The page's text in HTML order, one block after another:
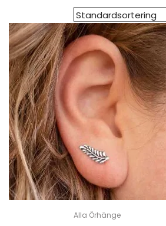
DESIGN
Alla Örhänge